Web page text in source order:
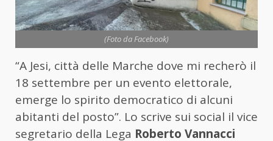
(Foto da Facebook)
“A Jesi, città delle Marche dove mi recherò il
18 settembre per un evento elettorale,
emerge lo spirito democratico di alcuni
abitanti del posto”. Lo scrive sui social il vice
segretario della Lega Roberto Vannacci